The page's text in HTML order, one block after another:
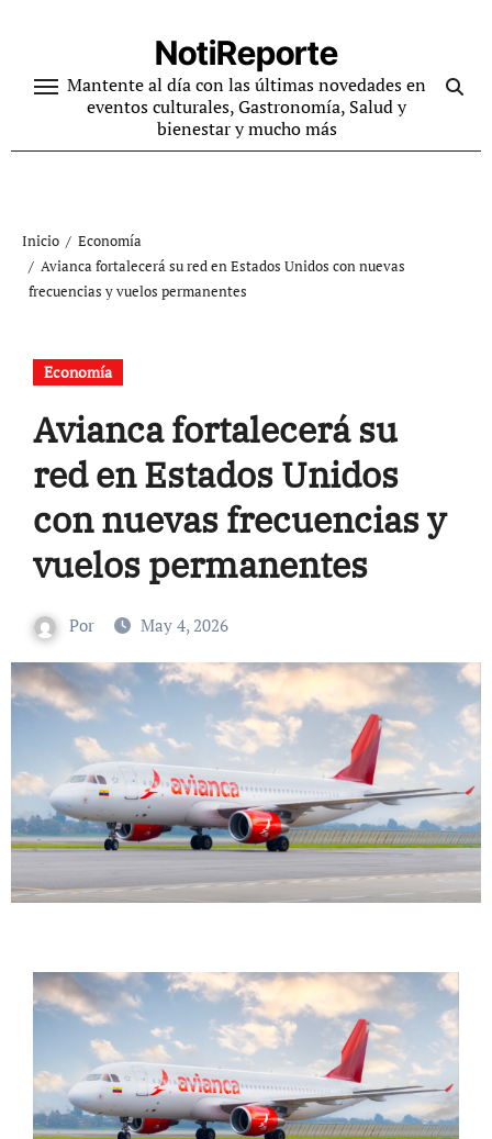
contenido
NotiReporte
Mantente al día con las últimas novedades en
eventos culturales, Gastronomía, Salud y
bienestar y mucho más
Inicio
Economía
Avianca fortalecerá su red en Estados Unidos con nuevas
frecuencias y vuelos permanentes
Economía
Avianca fortalecerá su
red en Estados Unidos
con nuevas frecuencias y
vuelos permanentes
Por May 4, 2026